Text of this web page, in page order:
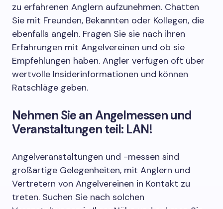
zu erfahrenen Anglern aufzunehmen. Chatten
Sie mit Freunden, Bekannten oder Kollegen, die
ebenfalls angeln. Fragen Sie sie nach ihren
Erfahrungen mit Angelvereinen und ob sie
Empfehlungen haben. Angler verfügen oft über
wertvolle Insiderinformationen und können
Ratschläge geben.
Nehmen Sie an Angelmessen und
Veranstaltungen teil: LAN!
Angelveranstaltungen und -messen sind
großartige Gelegenheiten, mit Anglern und
Vertretern von Angelvereinen in Kontakt zu
treten. Suchen Sie nach solchen